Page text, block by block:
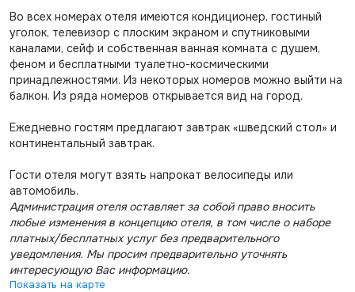
Во всех номерах отеля имеются кондиционер, гостиный
уголок, телевизор с плоским экраном и спутниковыми
каналами, сейф и собственная ванная комната с душем,
феном и бесплатными туалетно-космическими
принадлежностями. Из некоторых номеров можно выйти на
балкон. Из ряда номеров открывается вид на город.
Ежедневно гостям предлагают завтрак «шведский стол» и
континентальный завтрак.
Гости отеля могут взять напрокат велосипеды или
автомобиль.
Администрация отеля оставляет за собой право вносить
любые изменения в концепцию отеля, в том числе о наборе
платных/бесплатных услуг без предварительного
уведомления. Мы просим предварительно уточнять
интересующую Вас информацию.
Показать на карте